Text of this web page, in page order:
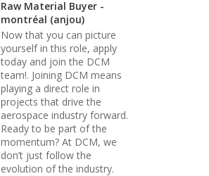
Raw Material Buyer -
montréal (anjou)
Now that you can picture
yourself in this role, apply
today and join the DCM
team!. Joining DCM means
playing a direct role in
projects that drive the
aerospace industry forward.
Ready to be part of the
momentum? At DCM, we
don’t just follow the
evolution of the industry.